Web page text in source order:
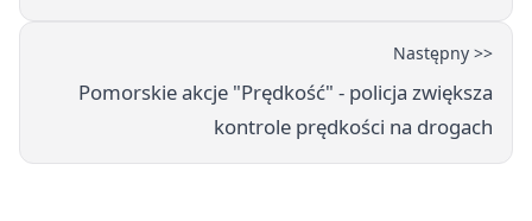
Następny >>
Pomorskie akcje "Prędkość" - policja zwiększa
kontrole prędkości na drogach